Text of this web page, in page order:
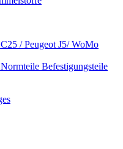
/ Peugeot J5/ WoMo
Befestigungsteile